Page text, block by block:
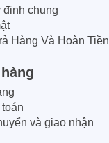
định chung
Hàng Và Hoàn Tiền
và giao nhận